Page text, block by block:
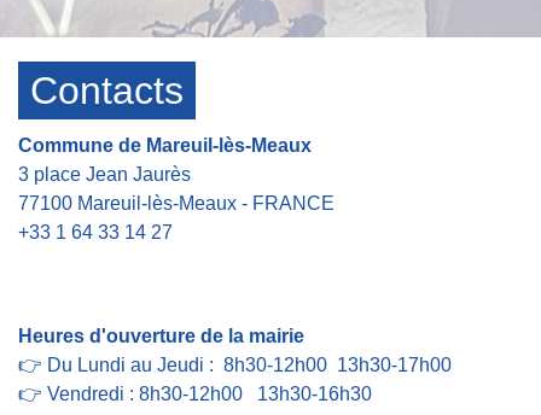
Contacts
Commune de Mareuil-lès-Meaux
3 place Jean Jaurès
77100 Mareuil-lès-Meaux - FRANCE
+33 1 64 33 14 27
Heures d'ouverture de la mairie
👉 Du Lundi au Jeudi : 8h30-12h00 13h30-17h00
👉 Vendredi : 8h30-12h00 13h30-16h30